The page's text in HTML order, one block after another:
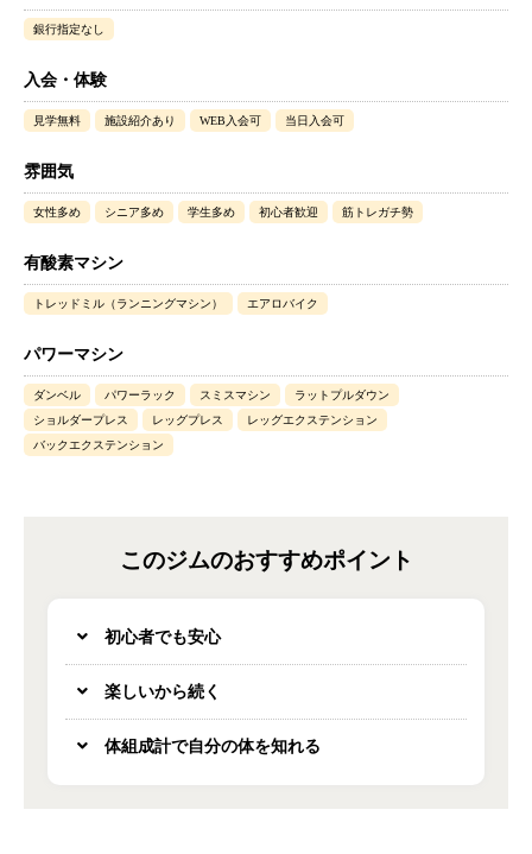
銀行指定なし
入会・体験
見学無料 施設紹介あり WEB入会可 当日入会可
雰囲気
女性多め シニア多め 学生多め 初心者歓迎 筋トレガチ勢
有酸素マシン
トレッドミル（ランニングマシン） エアロバイク
パワーマシン
ダンベル パワーラック スミスマシン
ラットプルダウン
ショルダープレス
レッグプレス
レッグエクステンション
バックエクステンション
このジムのおすすめポイント
初心者でも安心
楽しいから続く
体組成計で自分の体を知れる